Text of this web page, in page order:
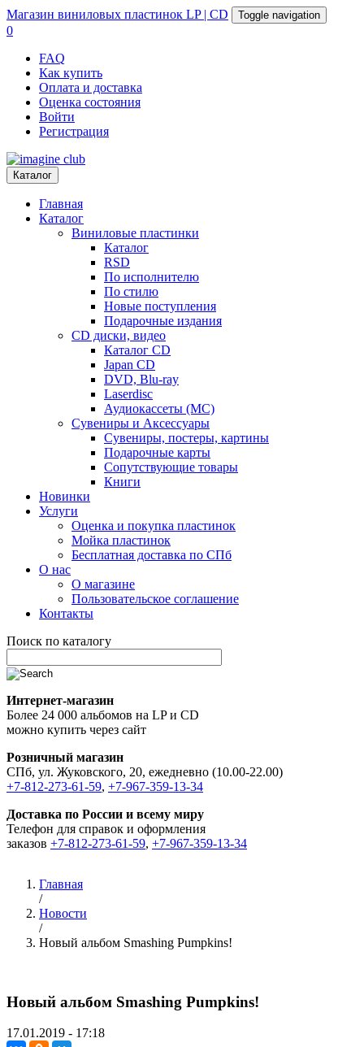
Магазин виниловых пластинок LP | CD Toggle navigation
0
FAQ
Как купить
Оплата и доставка
Оценка состояния
Войти
Регистрация
Каталог
Главная
Каталог
Виниловые пластинки
Каталог
RSD
По исполнителю
По стилю
Новые поступления
Подарочные издания
CD диски, видео
Каталог CD
Japan CD
DVD, Blu-ray
Laserdisc
Аудиокассеты (MC)
Сувениры и Аксессуары
Сувениры, постеры, картины
Подарочные карты
Сопутствующие товары
Книги
Новинки
Услуги
Оценка и покупка пластинок
Мойка пластинок
Бесплатная доставка по СПб
О нас
О магазине
Пользовательское соглашение
Контакты
Поиск по каталогу
Интернет-магазин
Более 24 000 альбомов на LP и CD
можно купить через сайт
Розничный магазин
СПб, ул. Жуковского, 20, ежедневно (10.00-22.00)
+7-812-273-61-59, +7-967-359-13-34
Доставка по России и всему миру
Телефон для справок и оформления
заказов +7-812-273-61-59, +7-967-359-13-34
Главная
/
Новости
/
Новый альбом Smashing Pumpkins!
Новый альбом Smashing Pumpkins!
17.01.2019 - 17:18